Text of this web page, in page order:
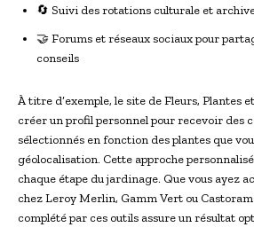
🔄 Suivi des rotations culturale et
🤝 Forums et réseaux sociaux pour
conseils
À titre d’exemple, le site de Fleurs, Plantes
créer un profil personnel pour recevoir des
sélectionnés en fonction des plantes que
géolocalisation. Cette approche
chaque étape du jardinage. Que vous ayez
chez Leroy Merlin, Gamm Vert ou
complété par ces outils assure un résultat